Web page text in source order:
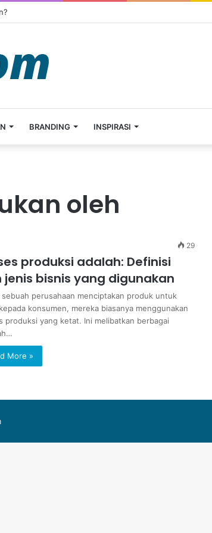
BRANDING INSPIRASI
oleh
29
produksi adalah: Definisi
jenis bisnis yang digunakan
sebuah perusahaan menciptakan produk untuk
konsumen, mereka biasanya menggunakan
produksi yang ketat. Ini melibatkan berbagai
More »